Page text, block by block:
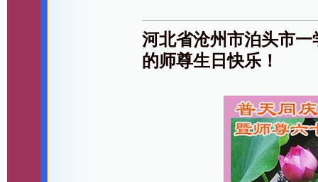
河北省沧州市泊头市
的师尊生日快乐！